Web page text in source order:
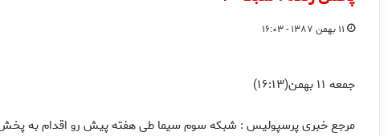
۱۱ بهمن ۱۳۸۷ - ۱۶:۰۳
جمعه ۱۱ بهمن(۱۶:۱۳)
مرجع خبری پرسپولیس : شبکه سوم سیما طی هفته پیش رو اقدام به پخش